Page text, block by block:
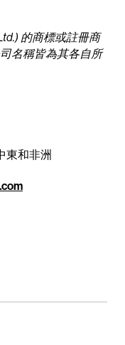
的商標或註冊商
名稱皆為其各自所
東和非洲